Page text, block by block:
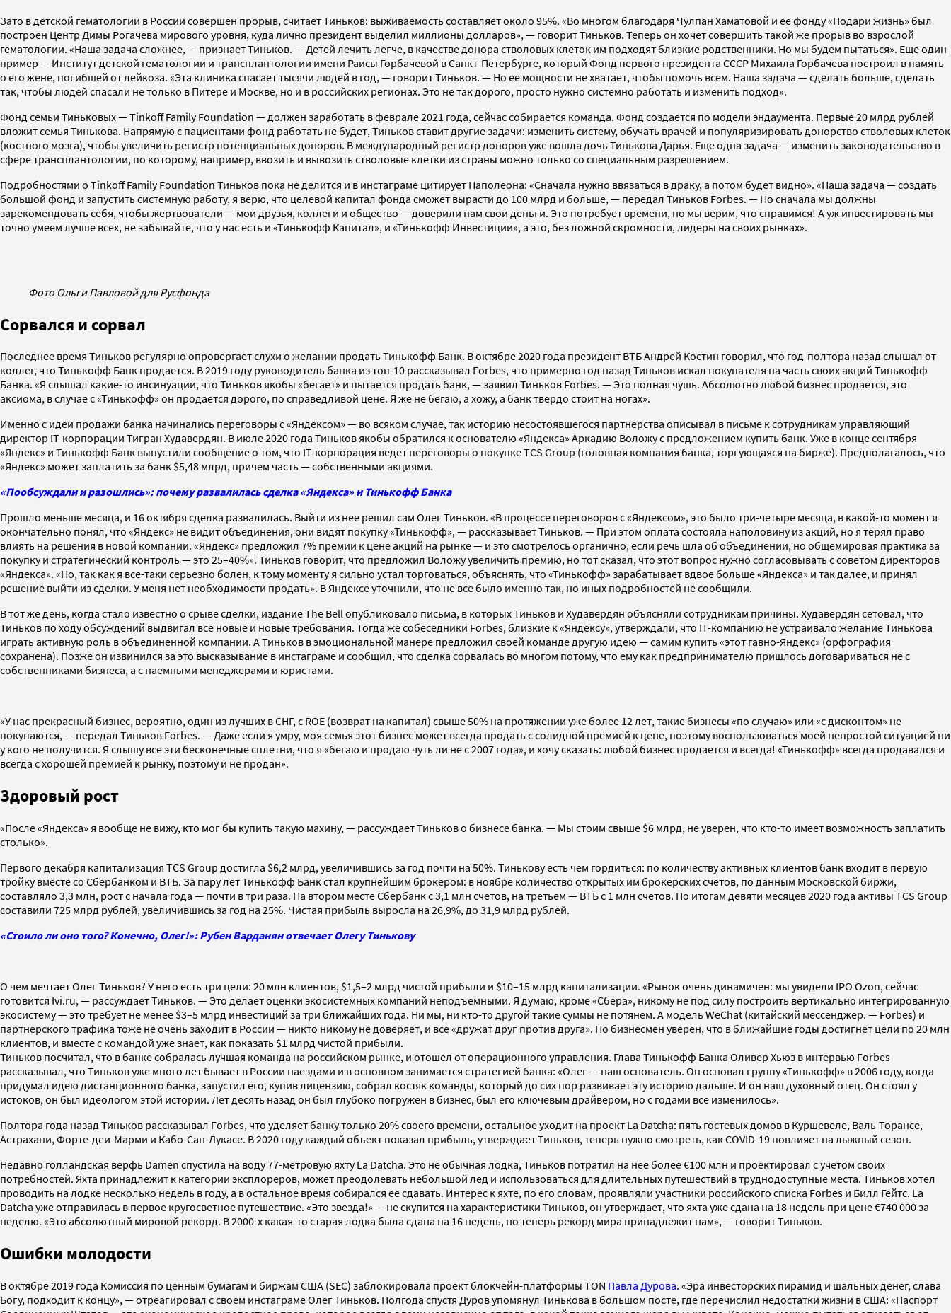
Зато в детской гематологии в России совершен прорыв, считает Тиньков: выживаемость составляет около 95%. «Во многом благодаря Чулпан Хаматовой и ее фонду «Подари жизнь» был
построен Центр Димы Рогачева мирового уровня, куда лично президент выделил миллионы долларов», — говорит Тиньков. Теперь он хочет совершить такой же прорыв во взрослой
гематологии. «Наша задача сложнее, — признает Тиньков. — Детей лечить легче, в качестве донора стволовых клеток им подходят близкие родственники. Но мы будем пытаться». Еще один
пример — Институт детской гематологии и трансплантологии имени Раисы Горбачевой в Санкт-Петербурге, который Фонд первого президента СССР Михаила Горбачева построил в память
о его жене, погибшей от лейкоза. «Эта клиника спасает тысячи людей в год, — говорит Тиньков. — Но ее мощности не хватает, чтобы помочь всем. Наша задача — сделать больше, сделать
так, чтобы людей спасали не только в Питере и Москве, но и в российских регионах. Это не так дорого, просто нужно системно работать и изменить подход».
Фонд семьи Тиньковых — Tinkoff Family Foundation — должен заработать в феврале 2021 года, сейчас собирается команда. Фонд создается по модели эндаумента. Первые 20 млрд рублей
вложит семья Тинькова. Напрямую с пациентами фонд работать не будет, Тиньков ставит другие задачи: изменить систему, обучать врачей и популяризировать донорство стволовых клеток
(костного мозга), чтобы увеличить регистр потенциальных доноров. В международный регистр доноров уже вошла дочь Тинькова Дарья. Еще одна задача — изменить законодательство в
сфере трансплантологии, по которому, например, ввозить и вывозить стволовые клетки из страны можно только со специальным разрешением.
Подробностями о Tinkoff Family Foundation Тиньков пока не делится и в инстаграме цитирует Наполеона: «Сначала нужно ввязаться в драку, а потом будет видно». «Наша задача — создать
большой фонд и запустить системную работу, я верю, что целевой капитал фонда сможет вырасти до 100 млрд и больше, — передал Тиньков Forbes. — Но сначала мы должны
зарекомендовать себя, чтобы жертвователи — мои друзья, коллеги и общество — доверили нам свои деньги. Это потребует времени, но мы верим, что справимся! А уж инвестировать мы
точно умеем лучше всех, не забывайте, что у нас есть и «Тинькофф Капитал», и «Тинькофф Инвестиции», а это, без ложной скромности, лидеры на своих рынках».
Фото Ольги Павловой для Русфонда
Сорвался и сорвал
Последнее время Тиньков регулярно опровергает слухи о желании продать Тинькофф Банк. В октябре 2020 года президент ВТБ Андрей Костин говорил, что год-полтора назад слышал от
коллег, что Тинькофф Банк продается. В 2019 году руководитель банка из топ-10 рассказывал Forbes, что примерно год назад Тиньков искал покупателя на часть своих акций Тинькофф
Банка. «Я слышал какие-то инсинуации, что Тиньков якобы «бегает» и пытается продать банк, — заявил Тиньков Forbes. — Это полная чушь. Абсолютно любой бизнес продается, это
аксиома, в случае с «Тинькофф» он продается дорого, по справедливой цене. Я же не бегаю, а хожу, а банк твердо стоит на ногах».
Именно с идеи продажи банка начинались переговоры с «Яндексом» — во всяком случае, так историю несостоявшегося партнерства описывал в письме к сотрудникам управляющий
директор IT-корпорации Тигран Худавердян. В июле 2020 года Тиньков якобы обратился к основателю «Яндекса» Аркадию Воложу c предложением купить банк. Уже в конце сентября
«Яндекс» и Тинькофф Банк выпустили сообщение о том, что IT-корпорация ведет переговоры о покупке TCS Group (головная компания банка, торгующаяся на бирже). Предполагалось, что
«Яндекс» может заплатить за банк $5,48 млрд, причем часть — собственными акциями.
«Пообсуждали и разошлись»: почему развалилась сделка «Яндекса» и Тинькофф Банка
Прошло меньше месяца, и 16 октября сделка развалилась. Выйти из нее решил сам Олег Тиньков. «В процессе переговоров с «Яндексом», это было три-четыре месяца, в какой-то момент я
окончательно понял, что «Яндекс» не видит объединения, они видят покупку «Тинькофф», — рассказывает Тиньков. — При этом оплата состояла наполовину из акций, но я терял право
влиять на решения в новой компании. «Яндекс» предложил 7% премии к цене акций на рынке — и это смотрелось органично, если речь шла об объединении, но общемировая практика за
покупку и стратегический контроль — это 25–40%». Тиньков говорит, что предложил Воложу увеличить премию, но тот сказал, что этот вопрос нужно согласовывать с советом директоров
«Яндекса». «Но, так как я все-таки серьезно болен, к тому моменту я сильно устал торговаться, объяснять, что «Тинькофф» зарабатывает вдвое больше «Яндекса» и так далее, и принял
решение выйти из сделки. У меня нет необходимости продать». В Яндексе уточнили, что не все было именно так, но иных подробностей не сообщили.
В тот же день, когда стало известно о срыве сделки, издание The Bell опубликовало письма, в которых Тиньков и Худавердян объясняли сотрудникам причины. Худавердян сетовал, что
Тиньков по ходу обсуждений выдвигал все новые и новые требования. Тогда же собеседники Forbes, близкие к «Яндексу», утверждали, что IT-компанию не устраивало желание Тинькова
играть активную роль в объединенной компании. А Тиньков в эмоциональной манере предложил своей команде другую идею — самим купить «этот гавно-Яндекс» (орфография
сохранена). Позже он извинился за это высказывание в инстаграме и сообщил, что сделка сорвалась во многом потому, что ему как предпринимателю пришлось договариваться не с
собственниками бизнеса, а с наемными менеджерами и юристами.
«У нас прекрасный бизнес, вероятно, один из лучших в СНГ, с ROE (возврат на капитал) свыше 50% на протяжении уже более 12 лет, такие бизнесы «по случаю» или «с дисконтом» не
покупаются, — передал Тиньков Forbes. — Даже если я умру, моя семья этот бизнес может всегда продать с солидной премией к цене, поэтому воспользоваться моей непростой ситуацией ни
у кого не получится. Я слышу все эти бесконечные сплетни, что я «бегаю и продаю чуть ли не с 2007 года», и хочу сказать: любой бизнес продается и всегда! «Тинькофф» всегда продавался и
всегда с хорошей премией к рынку, поэтому и не продан».
Здоровый рост
«После «Яндекса» я вообще не вижу, кто мог бы купить такую махину, — рассуждает Тиньков о бизнесе банка. — Мы стоим свыше $6 млрд, не уверен, что кто-то имеет возможность заплатить
столько».
Первого декабря капитализация TCS Group достигла $6,2 млрд, увеличившись за год почти на 50%. Тинькову есть чем гордиться: по количеству активных клиентов банк входит в первую
тройку вместе со Сбербанком и ВТБ. За пару лет Тинькофф Банк стал крупнейшим брокером: в ноябре количество открытых им брокерских счетов, по данным Московской биржи,
составляло 3,3 млн, рост с начала года — почти в три раза. На втором месте Сбербанк с 3,1 млн счетов, на третьем — ВТБ с 1 млн счетов. По итогам девяти месяцев 2020 года активы TCS Group
составили 725 млрд рублей, увеличившись за год на 25%. Чистая прибыль выросла на 26,9%, до 31,9 млрд рублей.
«Стоило ли оно того? Конечно, Олег!»: Рубен Варданян отвечает Олегу Тинькову
О чем мечтает Олег Тиньков? У него есть три цели: 20 млн клиентов, $1,5–2 млрд чистой прибыли и $10–15 млрд капитализации. «Рынок очень динамичен: мы увидели IPO Ozon, сейчас
готовится Ivi.ru, — рассуждает Тиньков. — Это делает оценки экосистемных компаний неподъемными. Я думаю, кроме «Сбера», никому не под силу построить вертикально интегрированную
экосистему — это требует не менее $3–5 млрд инвестиций за три ближайших года. Ни мы, ни кто-то другой такие суммы не потянем. А модель WeChat (китайский мессенджер. — Forbes) и
партнерского трафика тоже не очень заходит в России — никто никому не доверяет, и все «дружат друг против друга». Но бизнесмен уверен, что в ближайшие годы достигнет цели по 20 млн
клиентов, и вместе с командой уже знает, как показать $1 млрд чистой прибыли.
Тиньков посчитал, что в банке собралась лучшая команда на российском рынке, и отошел от операционного управления. Глава Тинькофф Банка Оливер Хьюз в интервью Forbes
рассказывал, что Тиньков уже много лет бывает в России наездами и в основном занимается стратегией банка: «Олег — наш основатель. Он основал группу «Тинькофф» в 2006 году, когда
придумал идею дистанционного банка, запустил его, купив лицензию, собрал костяк команды, который до сих пор развивает эту историю дальше. И он наш духовный отец. Он стоял у
истоков, он был идеологом этой истории. Лет десять назад он был глубоко погружен в бизнес, был его ключевым драйвером, но с годами все изменилось».
Полтора года назад Тиньков рассказывал Forbes, что уделяет банку только 20% своего времени, остальное уходит на проект La Datcha: пять гостевых домов в Куршевеле, Валь-Торансе,
Астрахани, Форте-деи-Марми и Кабо-Сан-Лукасе. В 2020 году каждый объект показал прибыль, утверждает Тиньков, теперь нужно смотреть, как COVID-19 повлияет на лыжный сезон.
Недавно голландская верфь Damen спустила на воду 77-метровую яхту La Datcha. Это не обычная лодка, Тиньков потратил на нее более €100 млн и проектировал с учетом своих
потребностей. Яхта принадлежит к категории эксплореров, может преодолевать небольшой лед и использоваться для длительных путешествий в труднодоступные места. Тиньков хотел
проводить на лодке несколько недель в году, а в остальное время собирался ее сдавать. Интерес к яхте, по его словам, проявляли участники российского списка Forbes и Билл Гейтс. La
Datcha уже отправилась в первое кругосветное путешествие. «Это звезда!» — не скупится на характеристики Тиньков, он утверждает, что яхта уже сдана на 18 недель при цене €740 000 за
неделю. «Это абсолютный мировой рекорд. В 2000-х какая-то старая лодка была сдана на 16 недель, но теперь рекорд мира принадлежит нам», — говорит Тиньков.
Ошибки молодости
В октябре 2019 года Комиссия по ценным бумагам и биржам США (SEC) заблокировала проект блокчейн-платформы TON Павла Дурова. «Эра инвесторских пирамид и шальных денег, слава
Богу, подходит к концу», — отреагировал с своем инстаграме Олег Тиньков. Полгода спустя Дуров упомянул Тинькова в большом посте, где перечислил недостатки жизни в США: «Паспорт